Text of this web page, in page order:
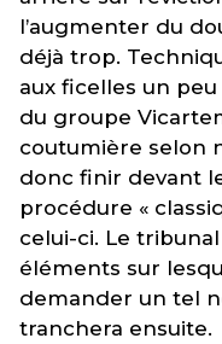
l’augmenter du
déjà trop.
aux ficelles un
du groupe
coutumière selon
donc finir devant
procédure «
celui-ci. Le
éléments sur
demander un tel
tranchera ensuite.